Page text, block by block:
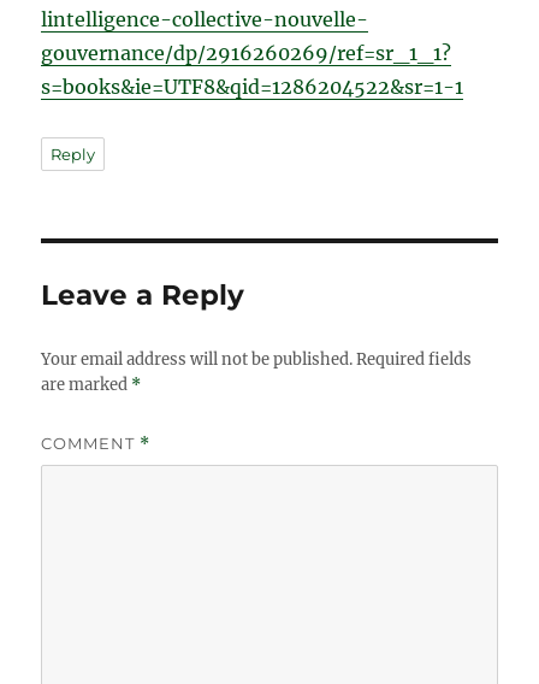
lintelligence-collective-nouvelle-
gouvernance/dp/2916260269/ref=sr_1_1?
s=books&ie=UTF8&qid=1286204522&sr=1-1
Reply
Leave a Reply
Your email address will not be published. Required fields
are marked *
COMMENT *